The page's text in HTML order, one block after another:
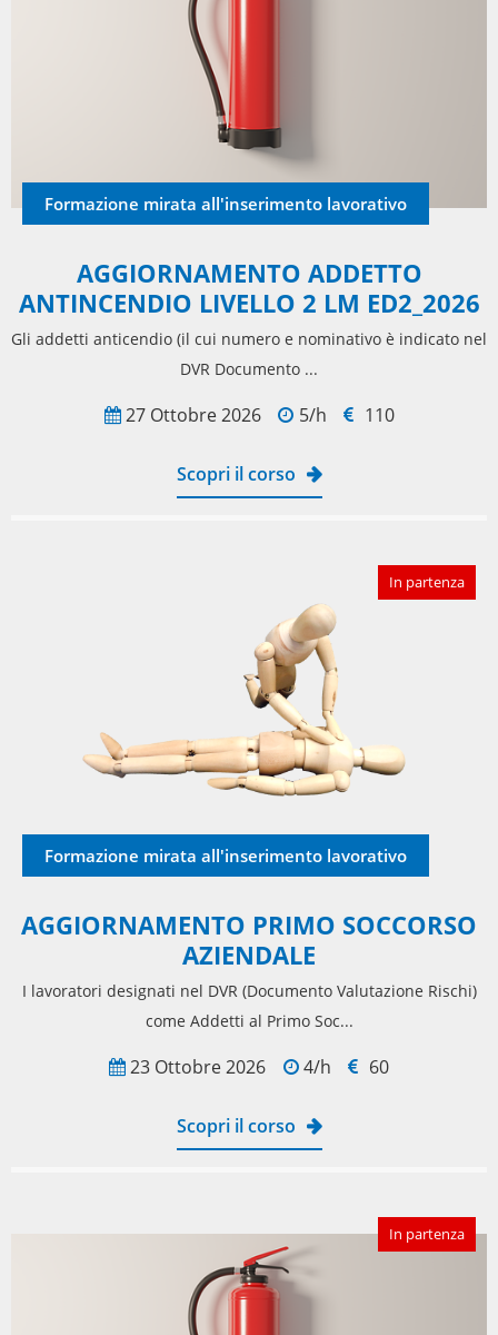
Formazione mirata all'inserimento lavorativo
AGGIORNAMENTO ADDETTO
ANTINCENDIO LIVELLO 2 LM ED2_2026
Gli addetti anticendio (il cui numero e nominativo è indicato nel
DVR Documento ...
27 Ottobre 2026 5/h 110
Scopri il corso
In partenza
Formazione mirata all'inserimento lavorativo
AGGIORNAMENTO PRIMO SOCCORSO
AZIENDALE
I lavoratori designati nel DVR (Documento Valutazione Rischi)
come Addetti al Primo Soc...
23 Ottobre 2026 4/h 60
Scopri il corso
In partenza